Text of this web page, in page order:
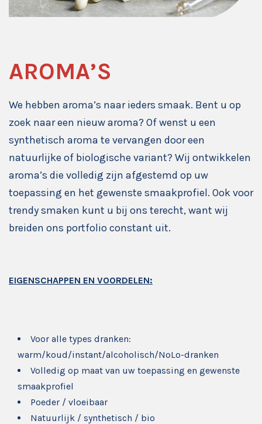
AROMA’S
We hebben aroma’s naar ieders smaak. Bent u op
zoek naar een nieuw aroma? Of wenst u een
synthetisch aroma te vervangen door een
natuurlijke of biologische variant? Wij ontwikkelen
aroma’s die volledig zijn afgestemd op uw
toepassing en het gewenste smaakprofiel. Ook voor
trendy smaken kunt u bij ons terecht, want wij
breiden ons portfolio constant uit.
EIGENSCHAPPEN EN VOORDELEN:
Voor alle types dranken:
warm/koud/instant/alcoholisch/NoLo-dranken
Volledig op maat van uw toepassing en gewenste
smaakprofiel
Poeder / vloeibaar
Natuurlijk / synthetisch / bio